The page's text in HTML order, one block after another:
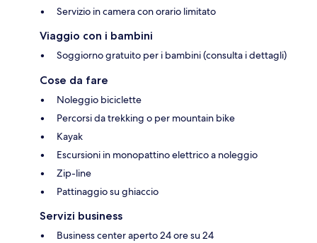
Servizio in camera con orario limitato
Viaggio con i bambini
Soggiorno gratuito per i bambini (consulta i dettagli)
Cose da fare
Noleggio biciclette
Percorsi da trekking o per mountain bike
Kayak
Escursioni in monopattino elettrico a noleggio
Zip-line
Pattinaggio su ghiaccio
Servizi business
Business center aperto 24 ore su 24